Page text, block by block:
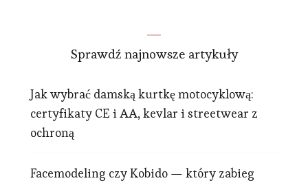
Sprawdź najnowsze artykuły
Jak wybrać damską kurtkę motocyklową:
certyfikaty CE i AA, kevlar i streetwear z
ochroną
Facemodeling czy Kobido — który zabieg